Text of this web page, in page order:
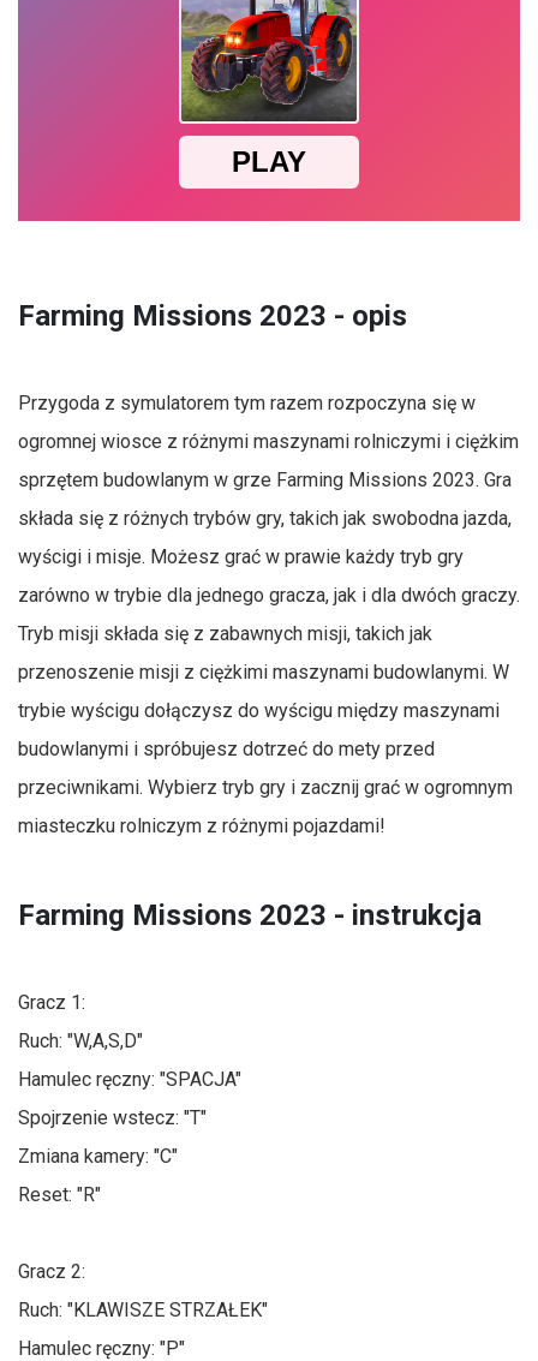
Farming Missions 2023 - opis
Przygoda z symulatorem tym razem rozpoczyna się w
ogromnej wiosce z różnymi maszynami rolniczymi i ciężkim
sprzętem budowlanym w grze Farming Missions 2023. Gra
składa się z różnych trybów gry, takich jak swobodna jazda,
wyścigi i misje. Możesz grać w prawie każdy tryb gry
zarówno w trybie dla jednego gracza, jak i dla dwóch graczy.
Tryb misji składa się z zabawnych misji, takich jak
przenoszenie misji z ciężkimi maszynami budowlanymi. W
trybie wyścigu dołączysz do wyścigu między maszynami
budowlanymi i spróbujesz dotrzeć do mety przed
przeciwnikami. Wybierz tryb gry i zacznij grać w ogromnym
miasteczku rolniczym z różnymi pojazdami!
Farming Missions 2023 - instrukcja
Gracz 1:
Ruch: "W,A,S,D"
Hamulec ręczny: "SPACJA"
Spojrzenie wstecz: "T"
Zmiana kamery: "C"
Reset: "R"
Gracz 2:
Ruch: "KLAWISZE STRZAŁEK"
Hamulec ręczny: "P"